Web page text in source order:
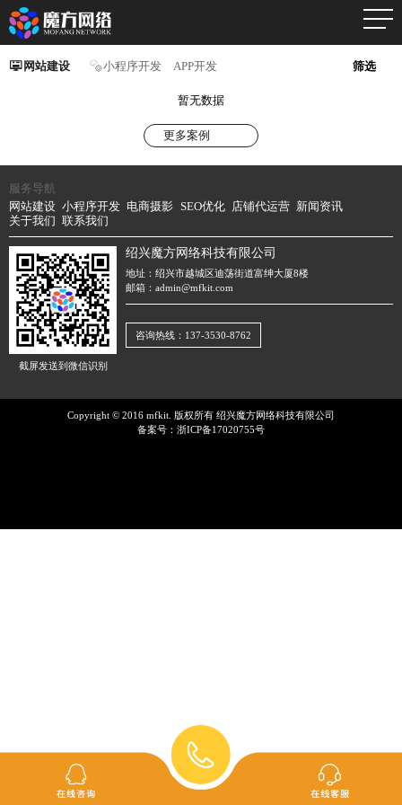
网站建设 小程序开发 APP开发 筛选
暂无数据
更多案例
服务导航
网站建设 小程序开发 电商摄影 SEO优化 店铺代运营 新闻资讯
关于我们
联系我们
截屏发送到微信识别
绍兴魔方网络科技有限公司
地址：绍兴市越城区迪荡街道富绅大厦8楼
邮箱：admin@mfkit.com
咨询热线：137-3530-8762
Copyright © 2016 mfkit. 版权所有 绍兴魔方网络科技有限公司
备案号： 浙ICP备17020755号